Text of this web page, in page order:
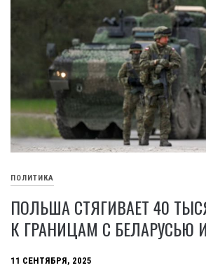
ПОЛИТИКА
ПОЛЬША СТЯГИВАЕТ 40
К ГРАНИЦАМ С БЕЛАРУСЬЮ
11 СЕНТЯБРЯ, 2025